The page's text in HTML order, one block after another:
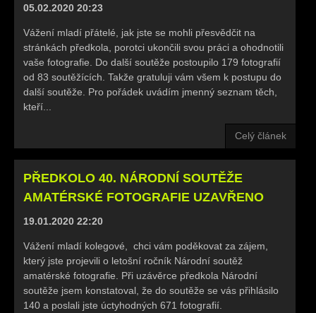
05.02.2020 20:23
Vážení mladí přátelé, jak jste se mohli přesvědčit na
stránkách předkola, porotci ukončili svou práci a ohodnotili
vaše fotografie. Do další soutěže postoupilo 179 fotografií
od 83 soutěžících. Takže gratuluji vám všem k postupu do
další soutěže. Pro pořádek uvádím jmenný seznam těch,
kteří...
Celý článek
PŘEDKOLO 40. NÁRODNÍ SOUTĚŽE
AMATÉRSKÉ FOTOGRAFIE UZAVŘENO
19.01.2020 22:20
Vážení mladí kolegové, chci vám poděkovat za zájem,
který jste projevili o letošní ročník Národní soutěž
amatérské fotografie. Při uzávěrce předkola Národní
soutěže jsem konstatoval, že do soutěže se vás přihlásilo
140 a poslali jste úctyhodných 671 fotografií.